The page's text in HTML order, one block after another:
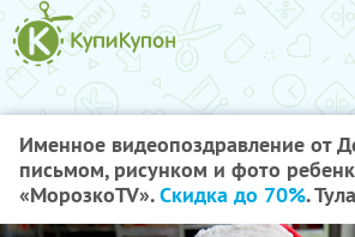
Именное видеопоздравление от
письмом, рисунком и фото
«МорозкоTV».Скидка до 70%. Тула